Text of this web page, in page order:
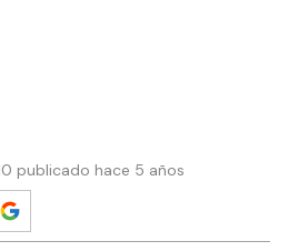
publicado hace 5 años